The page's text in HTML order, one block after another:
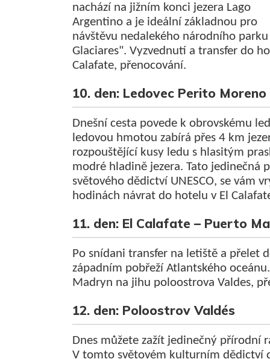
nachází na jižním konci jezera Lago
Argentino a je ideální základnou pro
návštěvu nedalekého národního parku
Glaciares". Vyzvednutí a transfer do
Calafate, přenocování.
10. den: Ledovec Perito Moreno
Dnešní cesta povede k obrovskému
ledovou hmotou zabírá přes 4 km
rozpouštějící kusy ledu s hlasitým
modré hladině jezera. Tato jedinečná
světového dědictví UNESCO, se vám
hodinách návrat do hotelu v El
11. den: El Calafate – Puerto
Po snídani transfer na letiště a přelet
západním pobřeží Atlantského
Madryn na jihu poloostrova Valdes,
12. den: Poloostrov Valdés
Dnes můžete zažít jedinečný přírodní
V tomto světovém kulturním dědictví